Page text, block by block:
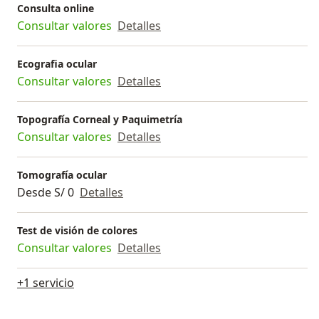
Consulta online
Consultar valores Detalles
Ecografia ocular
Consultar valores Detalles
Topografía Corneal y Paquimetría
Consultar valores Detalles
Tomografía ocular
Desde S/ 0 Detalles
Test de visión de colores
Consultar valores Detalles
+1 servicio